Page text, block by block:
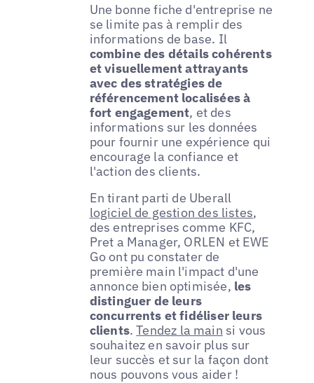
Une bonne fiche d'entreprise ne
se limite pas à remplir des
informations de base. Il
combine des détails cohérents
et visuellement attrayants
avec des stratégies de
référencement localisées à
fort engagement, et des
informations sur les données
pour fournir une expérience qui
encourage la confiance et
l'action des clients.
En tirant parti de Uberall
logiciel de gestion des listes,
des entreprises comme KFC,
Pret a Manager, ORLEN et EWE
Go ont pu constater de
première main l'impact d'une
annonce bien optimisée, les
distinguer de leurs
concurrents et fidéliser leurs
clients.Tendez la main si vous
souhaitez en savoir plus sur
leur succès et sur la façon dont
nous pouvons vous aider !